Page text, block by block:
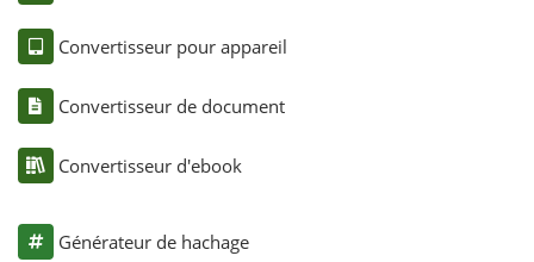
Convertisseur pour appareil
Convertisseur de document
Convertisseur d'ebook
Générateur de hachage